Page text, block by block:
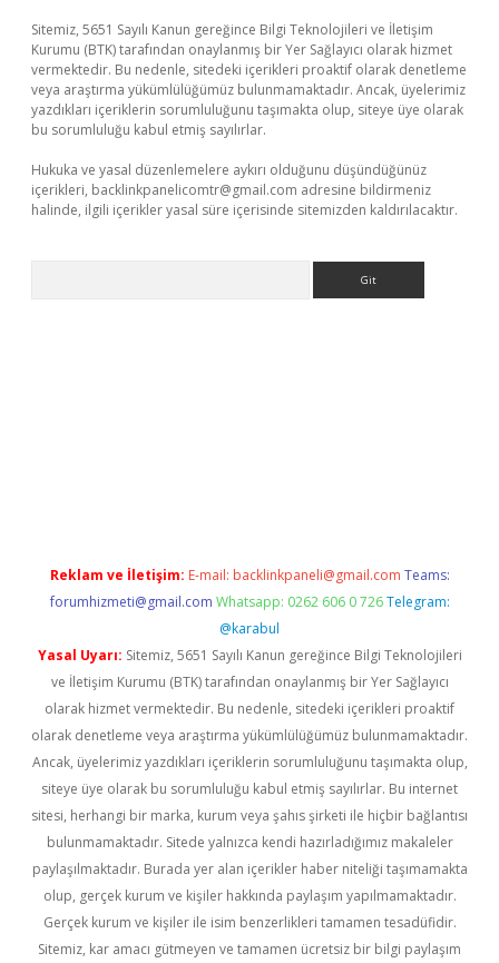
Sitemiz, 5651 Sayılı Kanun gereğince Bilgi Teknolojileri ve İletişim
Kurumu (BTK) tarafından onaylanmış bir Yer Sağlayıcı olarak hizmet
vermektedir. Bu nedenle, sitedeki içerikleri proaktif olarak denetleme
veya araştırma yükümlülüğümüz bulunmamaktadır. Ancak, üyelerimiz
yazdıkları içeriklerin sorumluluğunu taşımakta olup, siteye üye olarak
bu sorumluluğu kabul etmiş sayılırlar.
Hukuka ve yasal düzenlemelere aykırı olduğunu düşündüğünüz
içerikleri, backlinkpanelicomtr@gmail.com adresine bildirmeniz
halinde, ilgili içerikler yasal süre içerisinde sitemizden kaldırılacaktır.
Reklam ve İletişim: E-mail: backlinkpaneli@gmail.com Teams:
forumhizmeti@gmail.com Whatsapp: 0262 606 0 726 Telegram:
@karabul
Yasal Uyarı: Sitemiz, 5651 Sayılı Kanun gereğince Bilgi Teknolojileri
ve İletişim Kurumu (BTK) tarafından onaylanmış bir Yer Sağlayıcı
olarak hizmet vermektedir. Bu nedenle, sitedeki içerikleri proaktif
olarak denetleme veya araştırma yükümlülüğümüz bulunmamaktadır.
Ancak, üyelerimiz yazdıkları içeriklerin sorumluluğunu taşımakta olup,
siteye üye olarak bu sorumluluğu kabul etmiş sayılırlar. Bu internet
sitesi, herhangi bir marka, kurum veya şahıs şirketi ile hiçbir bağlantısı
bulunmamaktadır. Sitede yalnızca kendi hazırladığımız makaleler
paylaşılmaktadır. Burada yer alan içerikler haber niteliği taşımamakta
olup, gerçek kurum ve kişiler hakkında paylaşım yapılmamaktadır.
Gerçek kurum ve kişiler ile isim benzerlikleri tamamen tesadüfidir.
Sitemiz, kar amacı gütmeyen ve tamamen ücretsiz bir bilgi paylaşım